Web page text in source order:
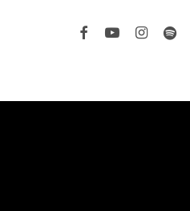
facebookyoutubeinstagram
spotify